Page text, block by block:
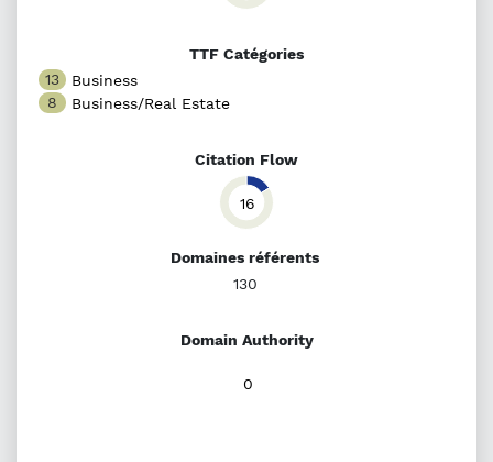
TTF Catégories
13
Business
8
Business/Real Estate
Citation Flow
16
Domaines référents
130
Domain Authority
0